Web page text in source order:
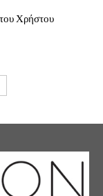
του Χρήστου